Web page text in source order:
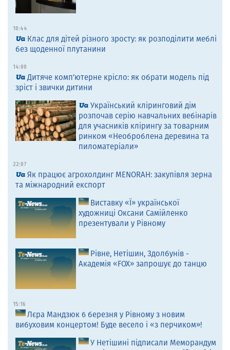
10:44
Клас для дітей різного зросту: як розподілити меблі
без щоденної плутанини
14:00
Дитяче комп’ютерне крісло: як обрати модель під
зріст і звички дитини
Український кліринговий дім
розпочав серію навчальних вебінарів
для учасників клірингу за товарним
ринком «Необроблена деревина та
пиломатеріали»
22:07
Як працює агрохолдинг MENORAH: закупівля зерна
та міжнародний експорт
Виставку «Ї» української
художниці Оксани Самійленко
презентували у Рівному
Рівне, Нетішин, Здолбунів -
Академія «FOX» запрошує до танцю
15:16
Лєра Мандзюк 6 березня у Рівному з новим
вибуховим концертом! Буде весело і «з перчиком»!
У Нетішині підписали Меморандум